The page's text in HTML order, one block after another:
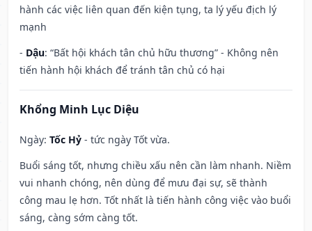
hành các việc liên quan đến kiện tụng, ta lý yếu địch lý
mạnh
- Dậu: “Bất hội khách tân chủ hữu thương” - Không nên
tiến hành hội khách để tránh tân chủ có hại
Khổng Minh Lục Diệu
Ngày: Tốc Hỷ - tức ngày Tốt vừa.
Buổi sáng tốt, nhưng chiều xấu nên cần làm nhanh. Niềm
vui nhanh chóng, nên dùng để mưu đại sự, sẽ thành
công mau lẹ hơn. Tốt nhất là tiến hành công việc vào buổi
sáng, càng sớm càng tốt.